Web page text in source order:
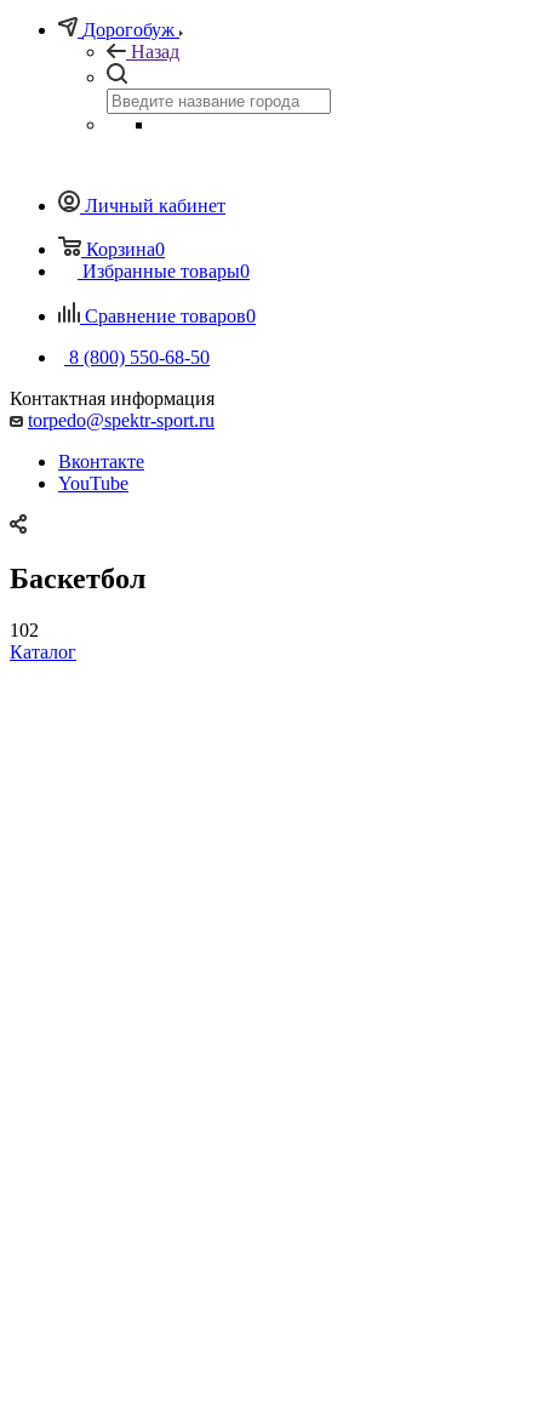
Дорогобуж
Назад
Личный кабинет
Корзина0
Избранные товары0
Сравнение товаров0
8 (800) 550-68-50
Контактная информация
torpedo@spektr-sport.ru
Вконтакте
YouTube
Баскетбол
102
Каталог